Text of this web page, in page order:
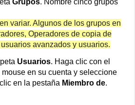
Grupos. Nombre cinco grupos
variar. Algunos de los grupos en
Operadores de copia de
avanzados y usuarios.
Usuarios. Haga clic con el
en su cuenta y seleccione
en la pestaña Miembro de.